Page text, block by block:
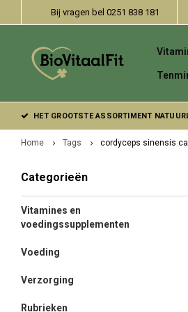
Bij vragen bel 0251 838 181
HET GROOTSTE ASSORTIMENT
Home Tags cordyceps sinensis
Categorieën
Vitamines en
voedingssupplementen
Voeding
Verzorging
Rubrieken